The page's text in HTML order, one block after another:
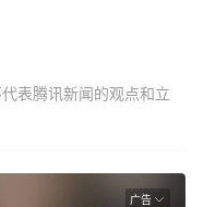
表腾讯新闻的观点和立
广告